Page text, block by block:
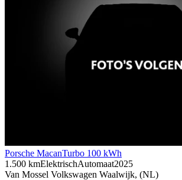
Porsche MacanTurbo 100 kWh
1.500 kmElektrischAutomaat2025
Van Mossel Volkswagen Waalwijk, (NL)